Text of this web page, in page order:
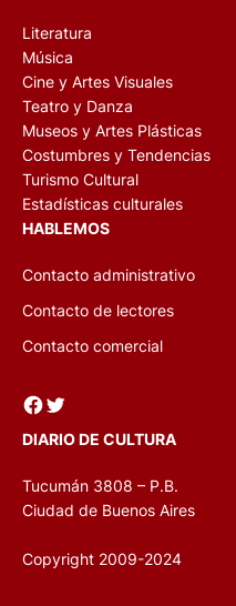
Literatura
Música
Cine y Artes Visuales
Teatro y Danza
Museos y Artes Plásticas
Costumbres y Tendencias
Turismo Cultural
Estadísticas culturales
HABLEMOS
Contacto administrativo
Contacto de lectores
Contacto comercial
Facebook Twitter
DIARIO DE CULTURA
Tucumán 3808 – P.B.
Ciudad de Buenos Aires
Copyright 2009-2024